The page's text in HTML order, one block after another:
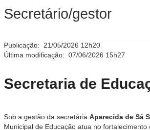
Secretário/gestor
Publicação: 21/05/2026 12h20
Última modificação: 07/06/2026 15h27
Secretaria de
Sob a gestão da secretária Aparecida de Sá
Municipal de Educação atua no